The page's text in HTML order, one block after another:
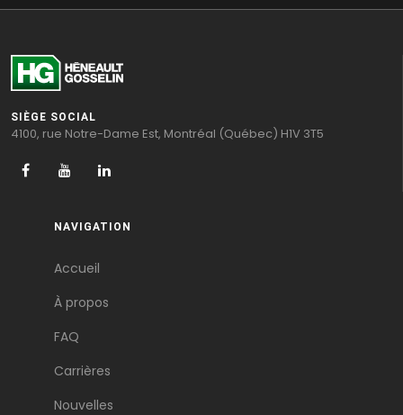
SIÈGE SOCIAL
4100, rue Notre-Dame Est, Montréal (Québec) H1V 3T5
NAVIGATION
Accueil
À propos
FAQ
Carrières
Nouvelles